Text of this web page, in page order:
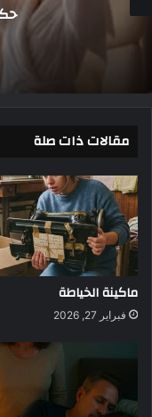
سبع عشرة
مقالات ذات صلة
ماكينة الخياطة
فبراير 27, 2026